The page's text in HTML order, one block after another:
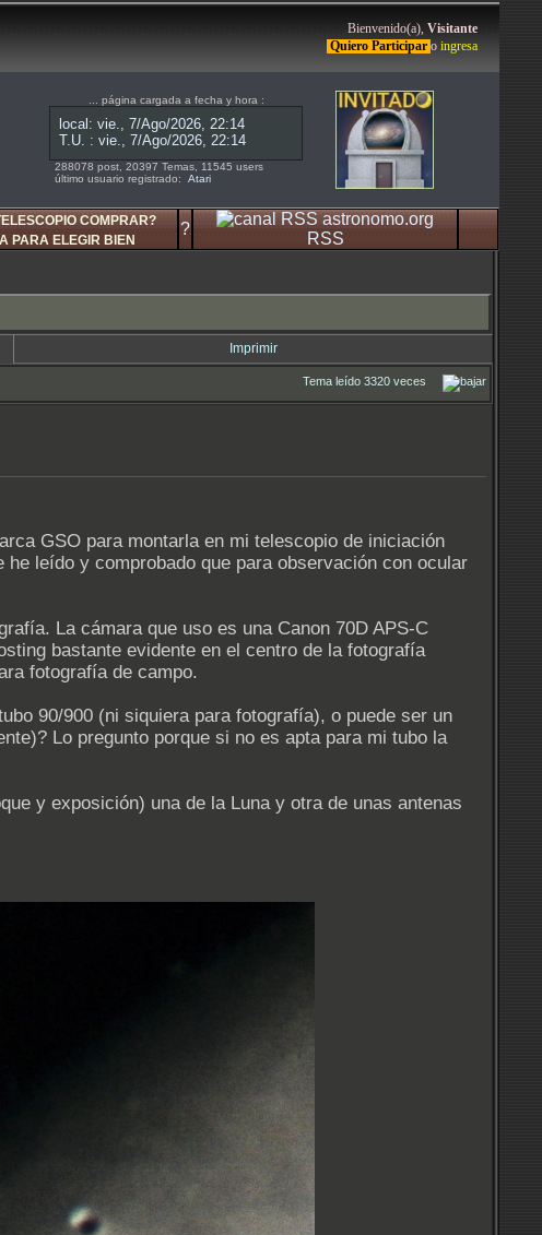
Bienvenido(a), Visitante
Quiero Participar o ingresa
... página cargada a fecha y hora :
288078 post, 20397 Temas, 11545 users
último usuario registrado: Atari
COMPRAR?
PARA ELEGIR BIEN
?
RSS
Imprimir
Tema leído 3320 veces
GSO para montarla en mi telescopio de iniciación
leído y comprobado que para observación con ocular
La cámara que uso es una Canon 70D APS-C
bastante evidente en el centro de la fotografía
fotografía de campo.
90/900 (ni siquiera para fotografía), o puede ser un
Lo pregunto porque si no es apta para mi tubo la
y exposición) una de la Luna y otra de unas antenas